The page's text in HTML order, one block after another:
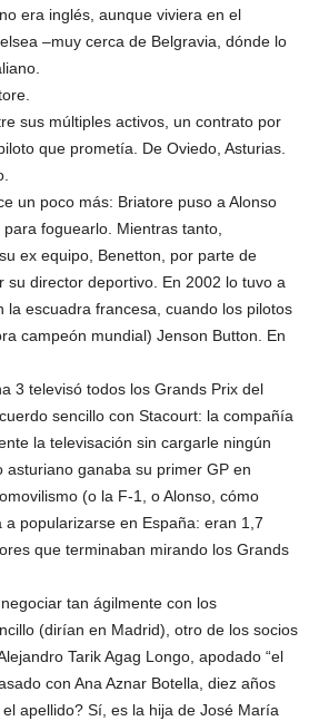
era inglés, aunque viviera en el
–muy cerca de Belgravia, dónde lo
sus múltiples activos, un contrato por
que prometía. De Oviedo, Asturias.
un poco más: Briatore puso a Alonso
foguearlo. Mientras tanto,
ex equipo, Benetton, por parte de
su director deportivo. En 2002 lo tuvo a
la escuadra francesa, cuando los pilotos
campeón mundial) Jenson Button. En
3 televisó todos los Grands Prix del
sencillo con Stacourt: la compañía
la televisación sin cargarle ningún
asturiano ganaba su primer GP en
(o la F-1, o Alonso, cómo
popularizarse en España: eran 1,7
que terminaban mirando los Grands
tan ágilmente con los
(dirían en Madrid), otro de los socios
Tarik Agag Longo, apodado “el
con Ana Aznar Botella, diez años
apellido? Sí, es la hija de José María